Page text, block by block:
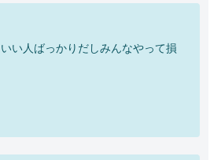
い人ばっかりだしみんなやって損